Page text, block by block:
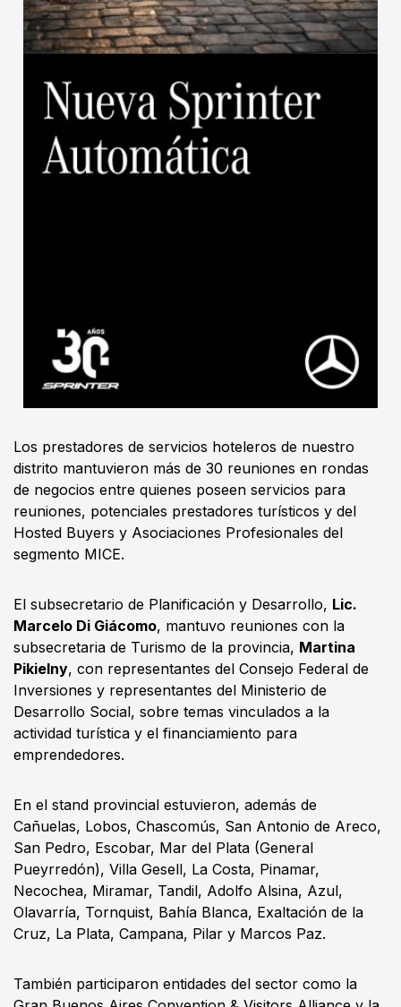
Los prestadores de servicios hoteleros de nuestro
distrito mantuvieron más de 30 reuniones en rondas
de negocios entre quienes poseen servicios para
reuniones, potenciales prestadores turísticos y del
Hosted Buyers y Asociaciones Profesionales del
segmento MICE.
El subsecretario de Planificación y Desarrollo, Lic.
Marcelo Di Giácomo, mantuvo reuniones con la
subsecretaria de Turismo de la provincia, Martina
Pikielny, con representantes del Consejo Federal de
Inversiones y representantes del Ministerio de
Desarrollo Social, sobre temas vinculados a la
actividad turística y el financiamiento para
emprendedores.
En el stand provincial estuvieron, además de
Cañuelas, Lobos, Chascomús, San Antonio de Areco,
San Pedro, Escobar, Mar del Plata (General
Pueyrredón), Villa Gesell, La Costa, Pinamar,
Necochea, Miramar, Tandil, Adolfo Alsina, Azul,
Olavarría, Tornquist, Bahía Blanca, Exaltación de la
Cruz, La Plata, Campana, Pilar y Marcos Paz.
También participaron entidades del sector como la